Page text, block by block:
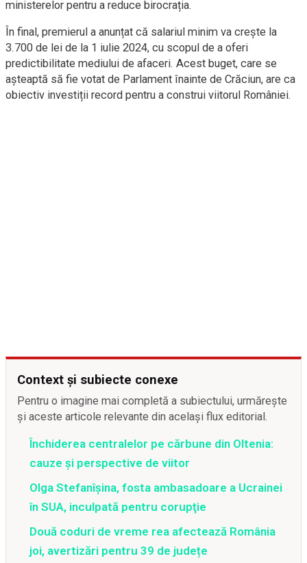
ministerelor pentru a reduce birocrația.
În final, premierul a anunțat că salariul minim va crește la
3.700 de lei de la 1 iulie 2024, cu scopul de a oferi
predictibilitate mediului de afaceri. Acest buget, care se
așteaptă să fie votat de Parlament înainte de Crăciun, are ca
obiectiv investiții record pentru a construi viitorul României.
Context și subiecte conexe
Pentru o imagine mai completă a subiectului, urmărește
și aceste articole relevante din același flux editorial.
Închiderea centralelor pe cărbune din Oltenia:
cauze și perspective de viitor
Olga Stefanîşina, fosta ambasadoare a Ucrainei
în SUA, inculpată pentru corupţie
Două coduri de vreme rea afectează România
joi, avertizări pentru 39 de județe